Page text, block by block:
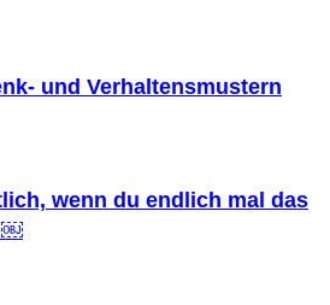
und Verhaltensmustern
wenn du endlich mal das